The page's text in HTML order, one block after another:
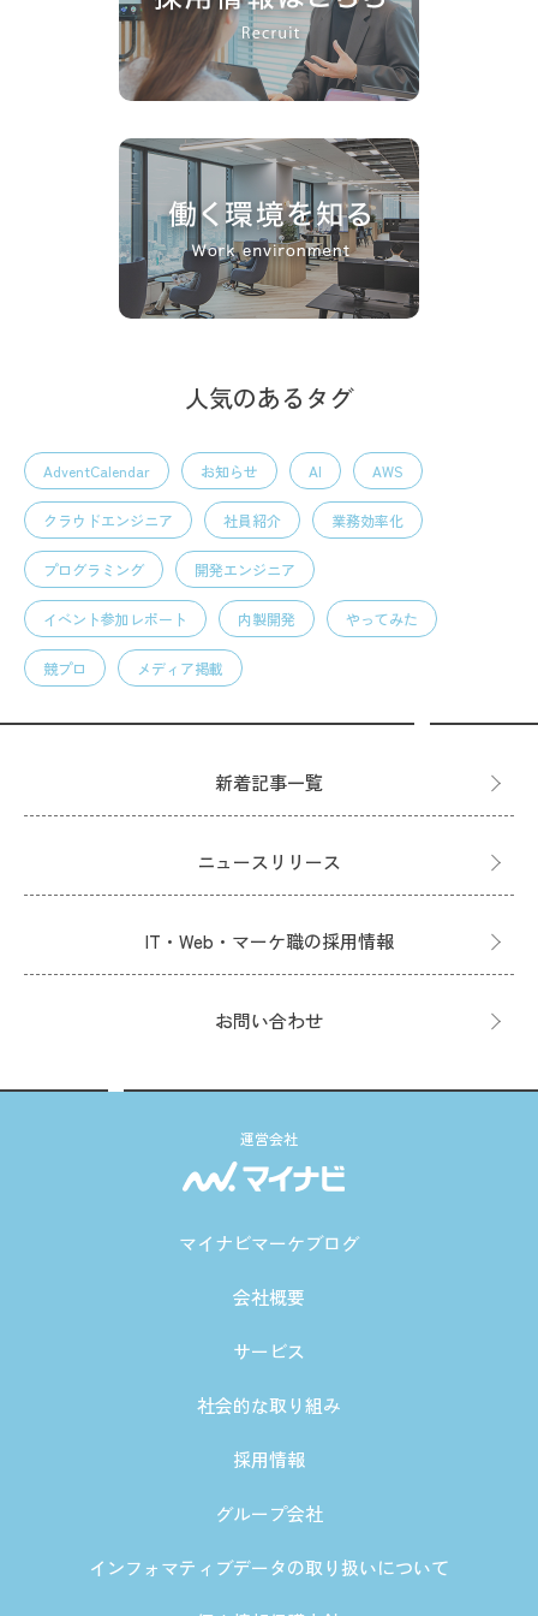
人気のあるタグ
AdventCalendar お知らせ AI AWS
クラウドエンジニア 社員紹介 業務効率化
プログラミング 開発エンジニア
イベント参加レポート 内製開発 やってみた
競プロ メディア掲載
新着記事一覧
ニュースリリース
IT・Web・マーケ職の採用情報
お問い合わせ
運営会社
マイナビマーケブログ
会社概要
サービス
社会的な取り組み
採用情報
グループ会社
インフォマティブデータの取り扱いについて